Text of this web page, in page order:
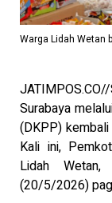
Warga Lidah Wetan
Surabaya
(DKPP)
Kali ini,
Lidah Wetan,
(20/5/2026)